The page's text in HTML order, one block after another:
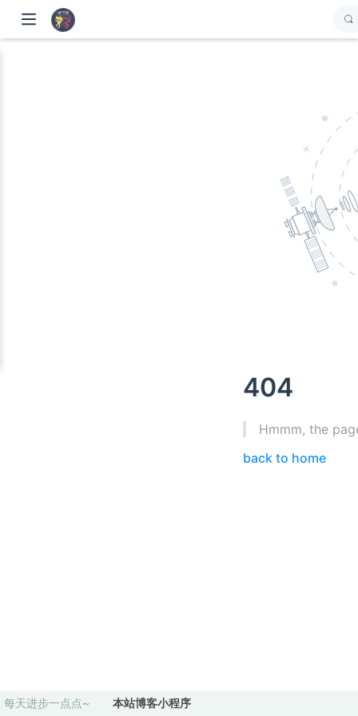
404
Hmmm, the
back to home
每天进步一点点~ 本站博客小程序